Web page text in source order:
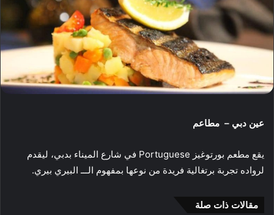
عين دبي – مطاعم
يقع مطعم بورتوغيز Portuguese في شارع الميناء بدبي، ليقدم
لرواده تجربة برتغالية فريدة من نوعها بمفهوم الـــ البيري بيري.
مقالات ذات صلة